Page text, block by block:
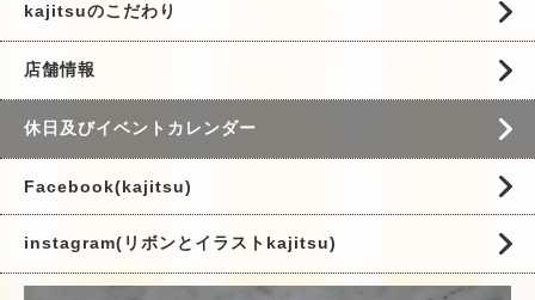
kajitsuのこだわり
店舗情報
休日及びイベントカレンダー
Facebook(kajitsu)
instagram(リボンとイラストkajitsu)